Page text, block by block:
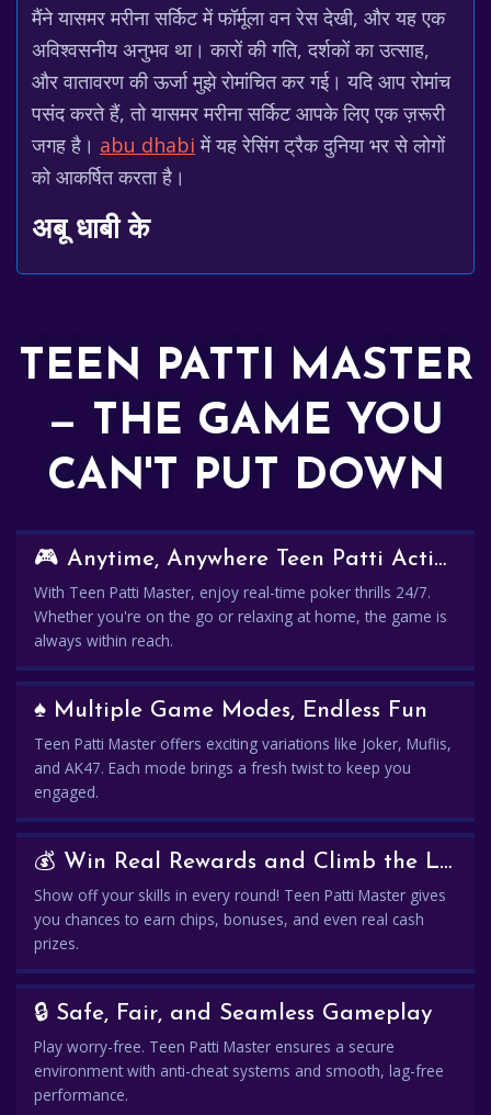
मैंने यासमर मरीना सर्किट में फॉर्मूला वन रेस देखी, और यह एक
अविश्वसनीय अनुभव था। कारों की गति, दर्शकों का उत्साह,
और वातावरण की ऊर्जा मुझे रोमांचित कर गई। यदि आप रोमांच
पसंद करते हैं, तो यासमर मरीना सर्किट आपके लिए एक ज़रूरी
जगह है। abu dhabi में यह रेसिंग ट्रैक दुनिया भर से लोगों
को आकर्षित करता है।
अबू धाबी के
TEEN PATTI MASTER
— THE GAME YOU
CAN'T PUT DOWN
🎮 Anytime, Anywhere Teen Patti Action
With Teen Patti Master, enjoy real-time poker thrills 24/7.
Whether you're on the go or relaxing at home, the game is
always within reach.
♠️ Multiple Game Modes, Endless Fun
Teen Patti Master offers exciting variations like Joker, Muflis,
and AK47. Each mode brings a fresh twist to keep you
engaged.
💰 Win Real Rewards and Climb the Leaderboard
Show off your skills in every round! Teen Patti Master gives
you chances to earn chips, bonuses, and even real cash
prizes.
🔒 Safe, Fair, and Seamless Gameplay
Play worry-free. Teen Patti Master ensures a secure
environment with anti-cheat systems and smooth, lag-free
performance.